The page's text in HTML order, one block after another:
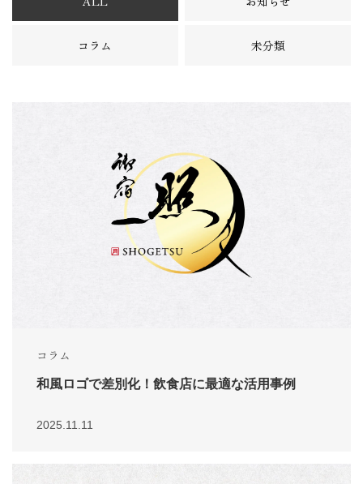
コラム 未分類
コラム
和風ロゴで差別化！飲食店に最適な活用事例
2025.11.11